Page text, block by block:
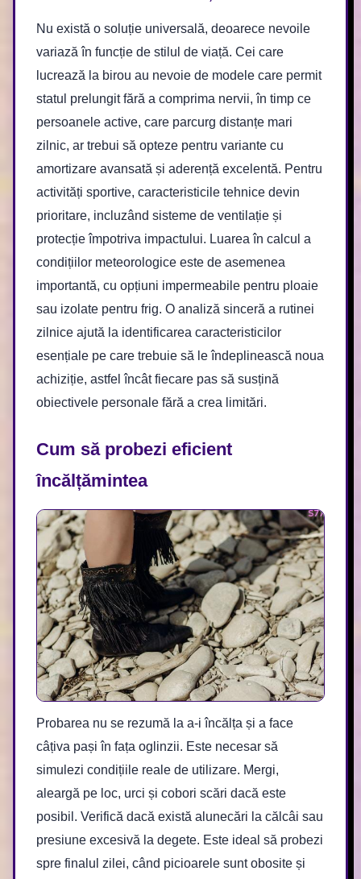
Nu există o soluție universală, deoarece nevoile
variază în funcție de stilul de viață. Cei care
lucrează la birou au nevoie de modele care permit
statul prelungit fără a comprima nervii, în timp ce
persoanele active, care parcurg distanțe mari
zilnic, ar trebui să opteze pentru variante cu
amortizare avansată și aderență excelentă. Pentru
activități sportive, caracteristicile tehnice devin
prioritare, incluzând sisteme de ventilație și
protecție împotriva impactului. Luarea în calcul a
condițiilor meteorologice este de asemenea
importantă, cu opțiuni impermeabile pentru ploaie
sau izolate pentru frig. O analiză sinceră a rutinei
zilnice ajută la identificarea caracteristicilor
esențiale pe care trebuie să le îndeplinească noua
achiziție, astfel încât fiecare pas să susțină
obiectivele personale fără a crea limitări.
Cum să probezi eficient
încălțămintea
Probarea nu se rezumă la a-i încălța și a face
câțiva pași în fața oglinzii. Este necesar să
simulezi condițiile reale de utilizare. Mergi,
aleargă pe loc, urci și cobori scări dacă este
posibil. Verifică dacă există alunecări la călcâi sau
presiune excesivă la degete. Este ideal să probezi
spre finalul zilei, când picioarele sunt obosite și